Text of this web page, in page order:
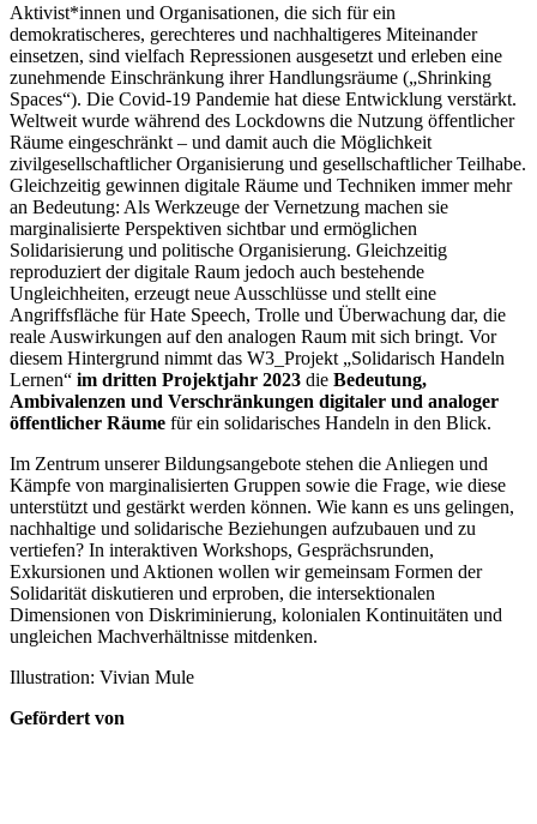
Aktivist*innen und Organisationen, die sich für ein
demokratischeres, gerechteres und nachhaltigeres Miteinander
einsetzen, sind vielfach Repressionen ausgesetzt und erleben eine
zunehmende Einschränkung ihrer Handlungsräume („Shrinking
Spaces“). Die Covid-19 Pandemie hat diese Entwicklung verstärkt.
Weltweit wurde während des Lockdowns die Nutzung öffentlicher
Räume eingeschränkt – und damit auch die Möglichkeit
zivilgesellschaftlicher Organisierung und gesellschaftlicher Teilhabe.
Gleichzeitig gewinnen digitale Räume und Techniken immer mehr
an Bedeutung: Als Werkzeuge der Vernetzung machen sie
marginalisierte Perspektiven sichtbar und ermöglichen
Solidarisierung und politische Organisierung. Gleichzeitig
reproduziert der digitale Raum jedoch auch bestehende
Ungleichheiten, erzeugt neue Ausschlüsse und stellt eine
Angriffsfläche für Hate Speech, Trolle und Überwachung dar, die
reale Auswirkungen auf den analogen Raum mit sich bringt. Vor
diesem Hintergrund nimmt das W3_Projekt „Solidarisch Handeln
Lernen“ im dritten Projektjahr 2023 die Bedeutung,
Ambivalenzen und Verschränkungen digitaler und analoger
öffentlicher Räume für ein solidarisches Handeln in den Blick.
Im Zentrum unserer Bildungsangebote stehen die Anliegen und
Kämpfe von marginalisierten Gruppen sowie die Frage, wie diese
unterstützt und gestärkt werden können. Wie kann es uns gelingen,
nachhaltige und solidarische Beziehungen aufzubauen und zu
vertiefen? In interaktiven Workshops, Gesprächsrunden,
Exkursionen und Aktionen wollen wir gemeinsam Formen der
Solidarität diskutieren und erproben, die intersektionalen
Dimensionen von Diskriminierung, kolonialen Kontinuitäten und
ungleichen Machverhältnisse mitdenken.
Illustration: Vivian Mule
Gefördert von